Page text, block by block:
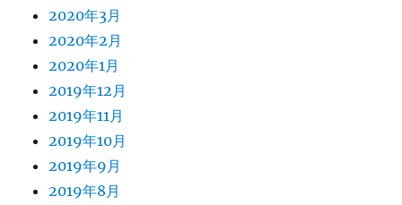
2020年3月
2020年2月
2020年1月
2019年12月
2019年11月
2019年10月
2019年9月
2019年8月